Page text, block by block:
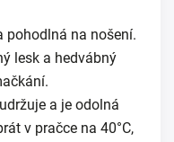
pohodlná na nošení.
lesk a hedvábný
a je odolná
v pračce na 40°C,